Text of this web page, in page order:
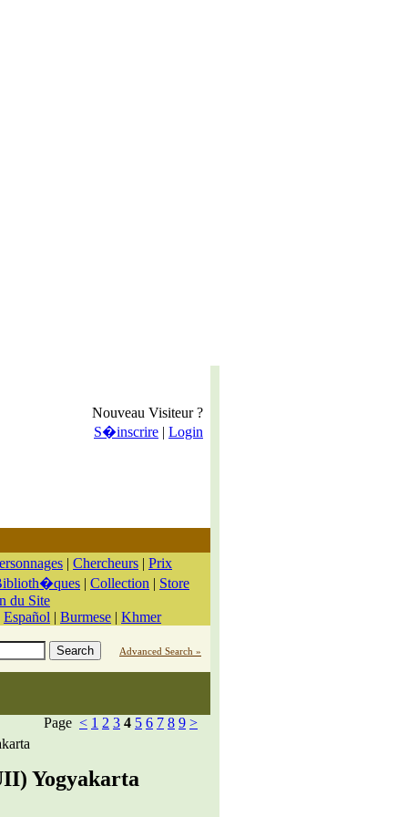
Nouveau Visiteur ?
S�inscrire | Login
| Chercheurs | Prix
| Collection | Store
du Site
Español | Burmese | Khmer
Advanced Search »
Page < 1 2 3 4 5 6 7 8 9 >
Yogyakarta